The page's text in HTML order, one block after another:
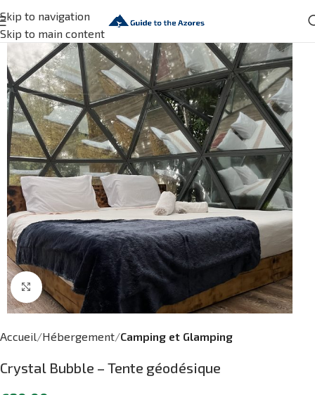
Skip to navigation
Skip to main content
Click to enlarge
Accueil Hébergement Camping et Glamping
Crystal Bubble – Tente géodésique